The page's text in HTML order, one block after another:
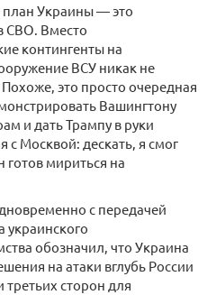
план Украины — это
СВО. Вместо
контингенты на
ВСУ никак не
это просто очередная
Вашингтону
и дать Трампу в руки
Москвой: дескать, я смог
готов мириться на
с передачей
украинского
обозначил, что Украина
на атаки вглубь России
сторон для